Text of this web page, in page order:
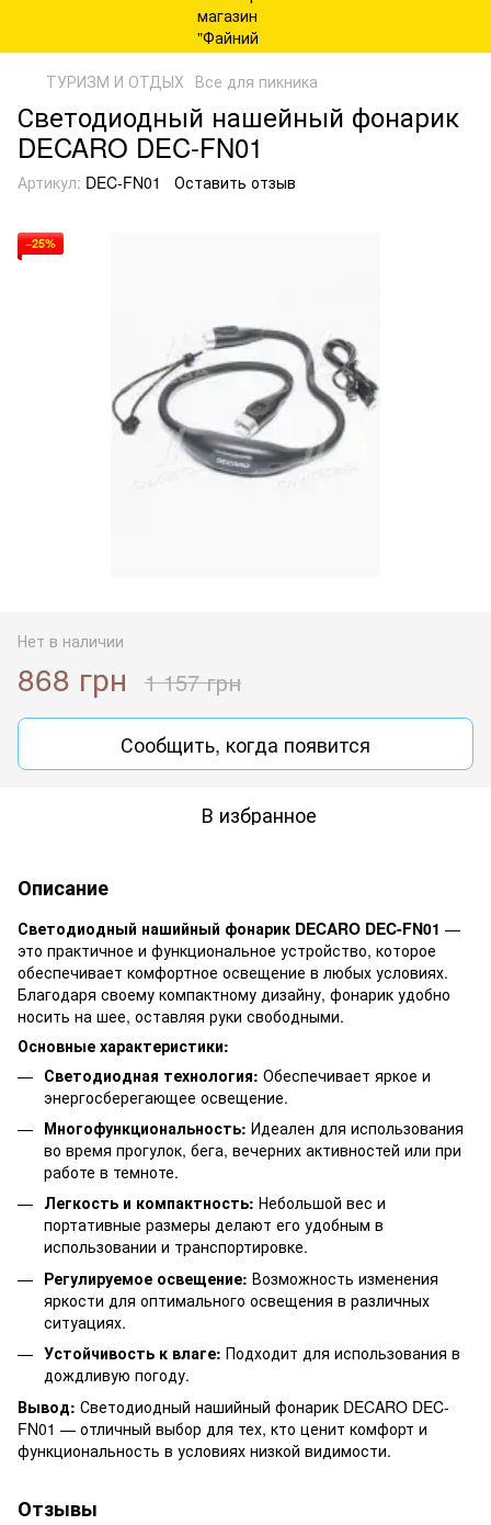
ТУРИЗМ И ОТДЫХ Все для пикника
Светодиодный нашейный фонарик
DECARO DEC-FN01
Артикул: DEC-FN01 Оставить отзыв
−25%
Нет в наличии
868 грн 1 157 грн
Сообщить, когда появится
В избранное
Описание
Светодиодный нашийный фонарик DECARO DEC-FN01 —
это практичное и функциональное устройство, которое
обеспечивает комфортное освещение в любых условиях.
Благодаря своему компактному дизайну, фонарик удобно
носить на шее, оставляя руки свободными.
Основные характеристики:
Светодиодная технология: Обеспечивает яркое и
энергосберегающее освещение.
Многофункциональность: Идеален для использования
во время прогулок, бега, вечерних активностей или при
работе в темноте.
Легкость и компактность: Небольшой вес и
портативные размеры делают его удобным в
использовании и транспортировке.
Регулируемое освещение: Возможность изменения
яркости для оптимального освещения в различных
ситуациях.
Устойчивость к влаге: Подходит для использования в
дождливую погоду.
Вывод: Светодиодный нашийный фонарик DECARO DEC-
FN01 — отличный выбор для тех, кто ценит комфорт и
функциональность в условиях низкой видимости.
Отзывы